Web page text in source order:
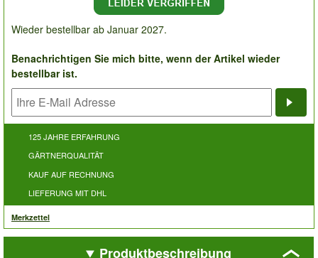
Wieder bestellbar ab Januar 2027.
Benachrichtigen Sie mich bitte, wenn der Artikel wieder
bestellbar ist.
125 JAHRE ERFAHRUNG
GÄRTNERQUALITÄT
KAUF AUF RECHNUNG
LIEFERUNG MIT DHL
Merkzettel
Produktbeschreibung